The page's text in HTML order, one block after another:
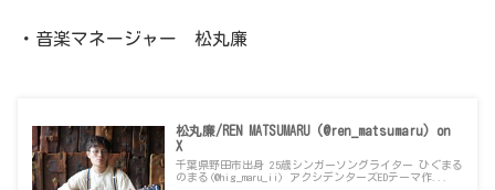
・音楽マネージャー 松丸廉
松丸廉/REN MATSUMARU (@ren_matsumaru) on
X
千葉県野田市出身 25歳シンガーソングライター ひぐまる
のまる(@hig_maru_ii) アクシデンターズEDテーマ作...